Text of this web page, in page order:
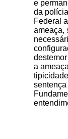
e
da
Federal
ameaça,
a